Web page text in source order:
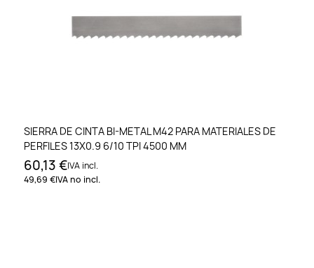
SIERRA DE CINTA BI-METAL M42 PARA MATERIALES DE
PERFILES 13X0.9 6/10 TPI 4500 MM
60,13 €IVA incl.
49,69 €IVA no incl.